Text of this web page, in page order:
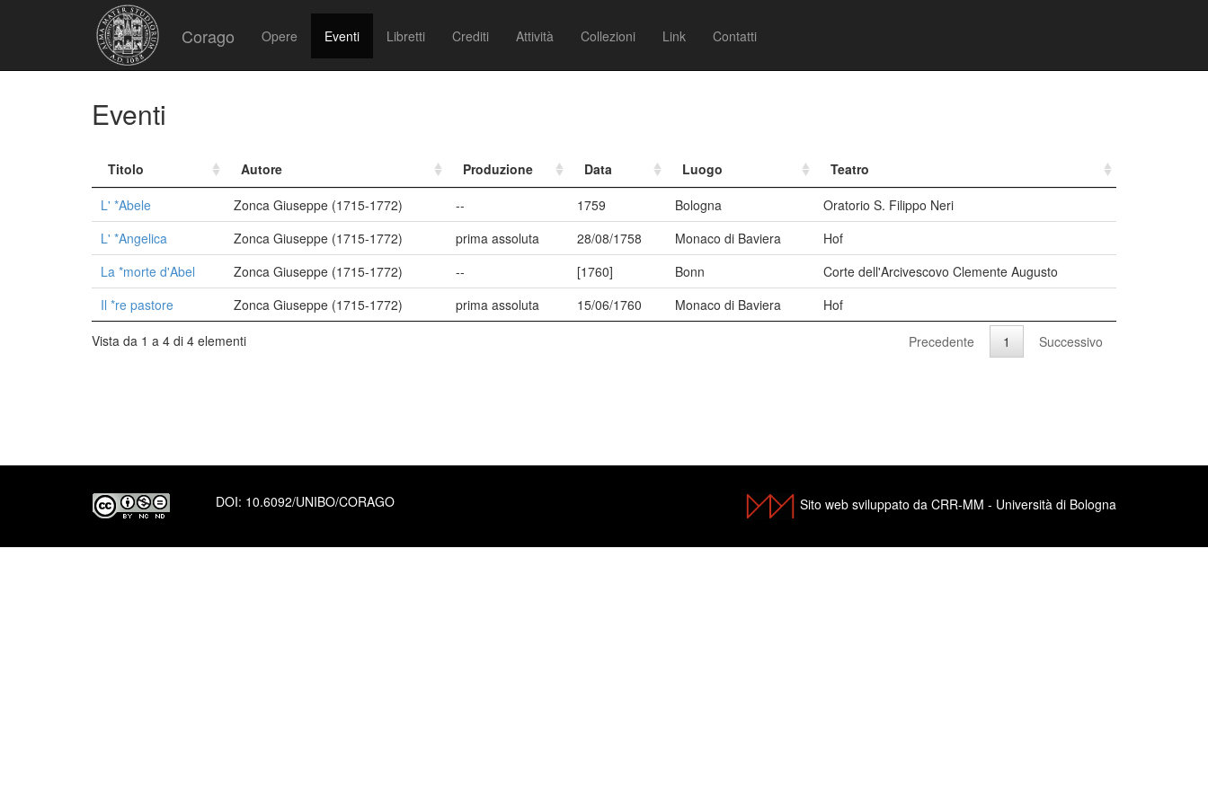
Corago Opere Eventi Libretti Crediti Attività Collezioni Link Contatti
Eventi
Titolo Autore Produzione Data Luogo
Teatro
L' *Abele
Zonca Giuseppe (1715-1772) -- 1759 Bologna
Oratorio S. Filippo Neri
L' *Angelica
Zonca Giuseppe (1715-1772) prima assoluta 28/08/1758 Monaco di Baviera
Hof
La *morte d'Abel
Zonca Giuseppe (1715-1772) -- [1760] Bonn
Corte dell'Arcivescovo Clemente Augusto
Il *re pastore
Zonca Giuseppe (1715-1772) prima assoluta 15/06/1760 Monaco di Baviera
Hof
Vista da 1 a 4 di 4 elementi
Precedente 1 Successivo
DOI: 10.6092/UNIBO/CORAGO Sito web sviluppato da CRR-MM - Università di Bologna